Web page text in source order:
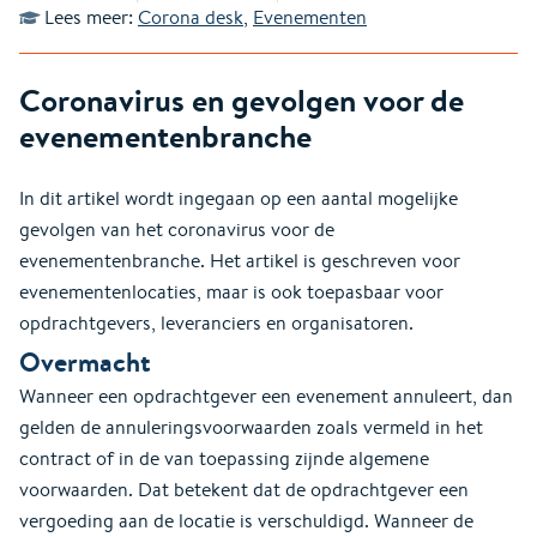
Lees meer: Corona desk, Evenementen
Coronavirus en gevolgen voor de
evenementenbranche
In dit artikel wordt ingegaan op een aantal mogelijke
gevolgen van het coronavirus voor de
evenementenbranche. Het artikel is geschreven voor
evenementenlocaties, maar is ook toepasbaar voor
opdrachtgevers, leveranciers en organisatoren.
Overmacht
Wanneer een opdrachtgever een evenement annuleert, dan
gelden de annuleringsvoorwaarden zoals vermeld in het
contract of in de van toepassing zijnde algemene
voorwaarden. Dat betekent dat de opdrachtgever een
vergoeding aan de locatie is verschuldigd. Wanneer de